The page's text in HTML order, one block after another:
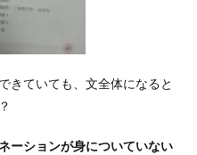
きていても、文全体になると
ーションが身についていない